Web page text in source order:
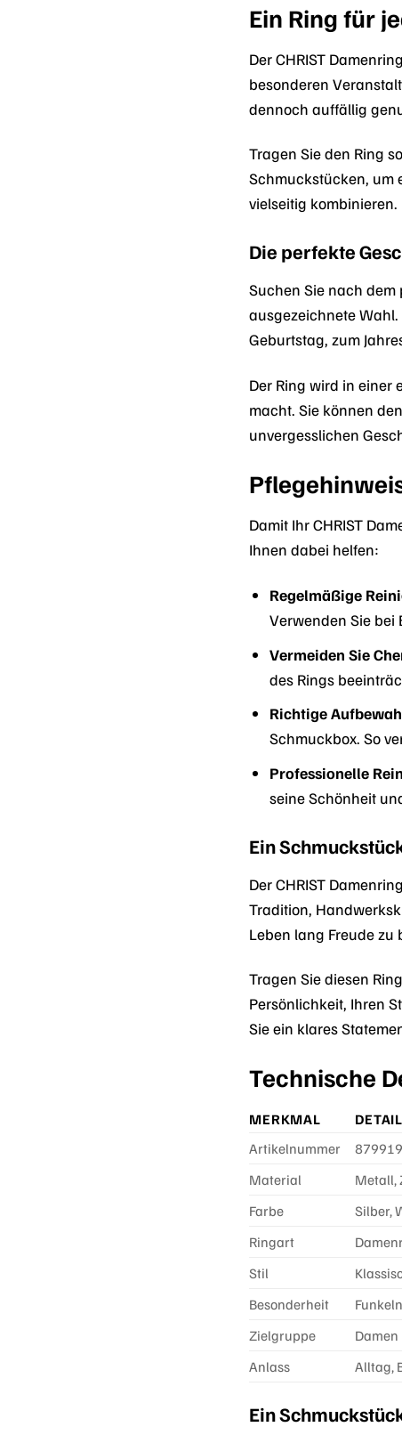
Ein Ring für
Der CHRIST
besonderen
dennoch auffällig
Tragen Sie den Ring
Schmuckstücken, um
vielseitig
Die perfekte
Suchen Sie nach
ausgezeichnete
Geburtstag, zum
Der Ring wird in einer
macht. Sie können
unvergesslichen
Damit Ihr CHRIST
Ihnen dabei helfen:
Regelmäßige
Verwenden Sie bei
Vermeiden Sie
des Rings
Richtige
Schmuckbox. So
Professionelle
seine Schönheit
Ein
Der CHRIST
Tradition,
Leben lang Freude zu
Tragen Sie diesen
Persönlichkeit, Ihren
Sie ein klares
Technische
MERKMAL
Artikelnummer
Material
Metall,
Farbe
Silber,
Ringart
Stil
Besonderheit
Zielgruppe
Damen
Anlass
Alltag,
Ein